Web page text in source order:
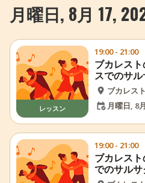
月曜日, 8月 17,
レッスン
19:00 - 21:00
ブカレス
スでのサ
ブカレスト
月曜日, 8
19:00 - 21:00
ブカレス
でのサルサ